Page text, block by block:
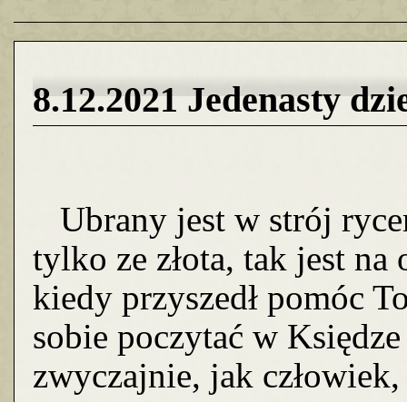
8.12.2021 Jedenasty
Ubrany jest w strój
tylko ze złota, tak jest na
kiedy przyszedł pomóc
sobie poczytać w
zwyczajnie, jak